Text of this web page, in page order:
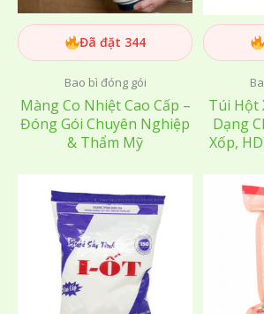
Đã đặt 344
Bao bì đóng gói
Màng Co Nhiệt Cao Cấp –
Đóng Gói Chuyên Nghiệp
& Thẩm Mỹ
Túi Hột
Dạng
Xốp,